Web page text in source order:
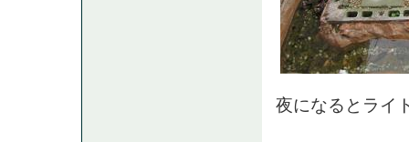
夜になるとライ